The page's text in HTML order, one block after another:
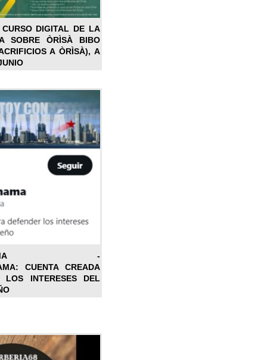
DIGITAL DE LA
SOBRE ÒRÌSÀ BIBO
A ÒRÌSÀ), A
-
CUENTA CREADA
LOS INTERESES DEL